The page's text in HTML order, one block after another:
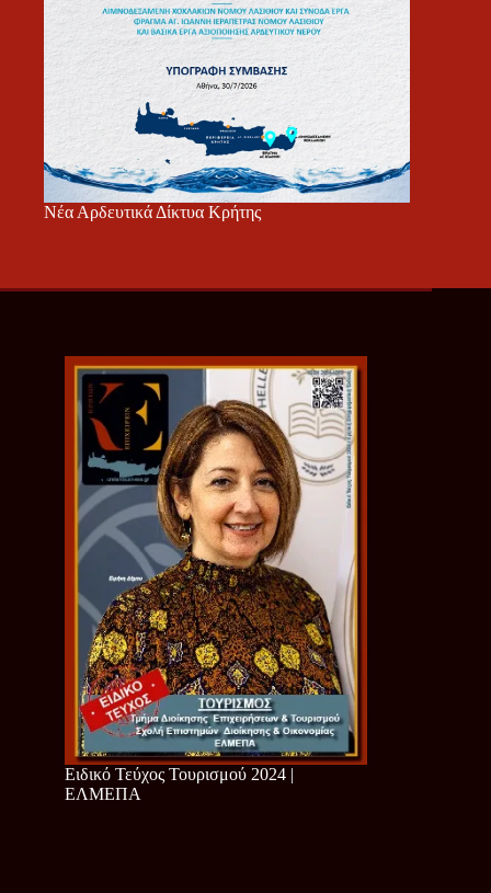
Νέα Αρδευτικά Δίκτυα Κρήτης
Ειδικό Τεύχος Τουρισμού 2024 |
ΕΛΜΕΠΑ